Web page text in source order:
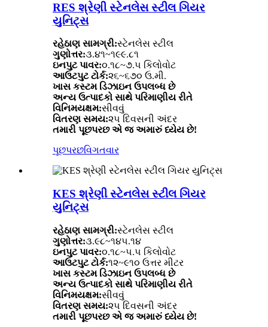
RES શ્રેણી સ્ટેનલેસ સ્ટીલ ગિયર
યુનિટ્સ
રહેઠાણ સામગ્રી:સ્ટેનલેસ સ્ટીલ
ગુણોત્તર:૩.૪૧~૧૯૯.૮૧
ઇનપુટ પાવર:૦.૧૮~૭.૫ કિલોવોટ
આઉટપુટ ટોર્ક:૨૬~૬૭૦ ઉ.મી.
ખાસ કસ્ટમ ડિઝાઇન ઉપલબ્ધ છે
અન્ય ઉત્પાદકો સાથે પરિમાણીય રીતે
વિનિમયક્ષમ:સીવવું
વિતરણ સમય:૨૫ દિવસની અંદર
તમારી પૂછપરછ એ જ અમારું ધ્યેય છે!
પૂછપરછવિગતવાર
KES શ્રેણી સ્ટેનલેસ સ્ટીલ ગિયર
યુનિટ્સ
રહેઠાણ સામગ્રી:સ્ટેનલેસ સ્ટીલ
ગુણોત્તર:૩.૯૮~૧૪૫.૧૪
ઇનપુટ પાવર:૦.૧૮~૫.૫ કિલોવોટ
આઉટપુટ ટોર્ક:૧૨~૯૧૦ ઉત્તર મીટર
ખાસ કસ્ટમ ડિઝાઇન ઉપલબ્ધ છે
અન્ય ઉત્પાદકો સાથે પરિમાણીય રીતે
વિનિમયક્ષમ:સીવવું
વિતરણ સમય:૨૫ દિવસની અંદર
તમારી પૂછપરછ એ જ અમારું ધ્યેય છે!